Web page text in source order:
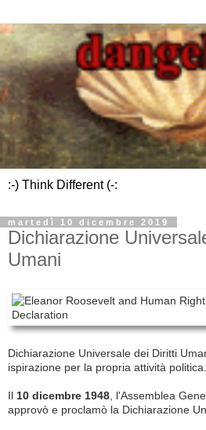
:-) Think Different (-:
martedì 10 dicembre 2019
Dichiarazione
Umani
Dichiarazione Universale dei Diritti
ispirazione per la propria attività politica.
Il 10 dicembre 1948 , l'Assemblea
approvò e proclamò la Dichiarazione